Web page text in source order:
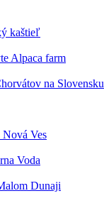
kaštieľ
Alpaca farm
na Slovensku
Nová Ves
Voda
Dunaji